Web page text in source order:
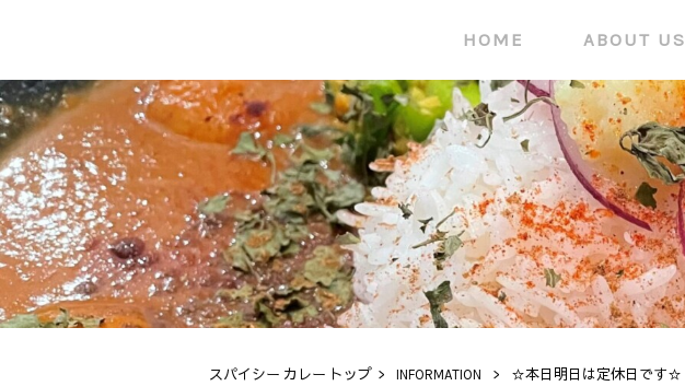
HOME ABOUT US
スパイシー カレー トップ > INFORMATION > ☆本日明日は定休日です☆